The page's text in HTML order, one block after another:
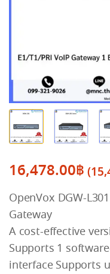
16,478.00฿ (
OpenVox DGW-
Gateway
A cost-effective
Supports 1
interface Supports